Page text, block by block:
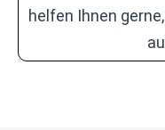
helfen Ihnen